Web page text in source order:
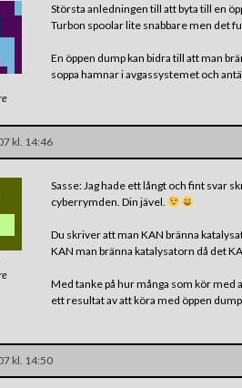
Största anledningen till att byta till en
Turbon spoolar lite snabbare men det
En öppen dump kan bidra till att man
soppa hamnar i avgassystemet och
kl. 14:46
Sasse: Jag hade ett långt och fint svar
cyberrymden. Din jävel.
Du skriver att man KAN bränna
KAN man bränna katalysatorn då det
Med tanke på hur många som kör med
ett resultat av att köra med öppen dump.
kl. 14:50